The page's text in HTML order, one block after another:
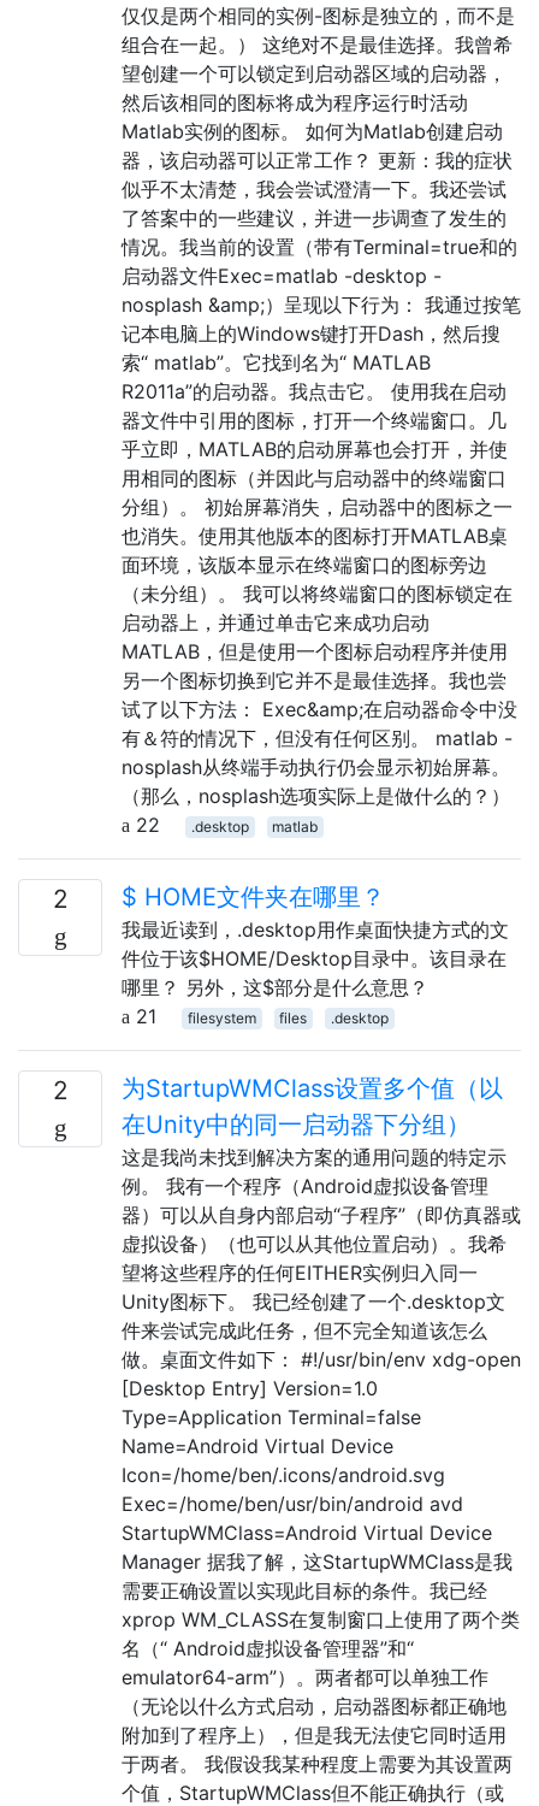
仅仅是两个相同的实例-图标是独立的，而不是
组合在一起。） 这绝对不是最佳选择。我曾希
望创建一个可以锁定到启动器区域的启动器，
然后该相同的图标将成为程序运行时活动
Matlab实例的图标。 如何为Matlab创建启动
器，该启动器可以正常工作？ 更新：我的症状
似乎不太清楚，我会尝试澄清一下。我还尝试
了答案中的一些建议，并进一步调查了发生的
情况。我当前的设置（带有Terminal=true和的
启动器文件Exec=matlab -desktop -
nosplash &amp;）呈现以下行为： 我通过按笔
记本电脑上的Windows键打开Dash，然后搜
索“ matlab”。它找到名为“ MATLAB
R2011a”的启动器。我点击它。 使用我在启动
器文件中引用的图标，打开一个终端窗口。几
乎立即，MATLAB的启动屏幕也会打开，并使
用相同的图标（并因此与启动器中的终端窗口
分组）。 初始屏幕消失，启动器中的图标之一
也消失。使用其他版本的图标打开MATLAB桌
面环境，该版本显示在终端窗口的图标旁边
（未分组）。 我可以将终端窗口的图标锁定在
启动器上，并通过单击它来成功启动
MATLAB，但是使用一个图标启动程序并使用
另一个图标切换到它并不是最佳选择。我也尝
试了以下方法： Exec&amp;在启动器命令中没
有＆符的情况下，但没有任何区别。 matlab -
nosplash从终端手动执行仍会显示初始屏幕。
（那么，nosplash选项实际上是做什么的？）
22
.desktop matlab
2 $ HOME文件夹在哪里？
我最近读到，.desktop用作桌面快捷方式的文
件位于该$HOME/Desktop目录中。该目录在
哪里？ 另外，这$部分是什么意思？
21
filesystem files .desktop
2
为StartupWMClass设置多个值（以
在Unity中的同一启动器下分组）
这是我尚未找到解决方案的通用问题的特定示
例。 我有一个程序（Android虚拟设备管理
器）可以从自身内部启动“子程序”（即仿真器或
虚拟设备）（也可以从其他位置启动）。我希
望将这些程序的任何EITHER实例归入同一
Unity图标下。 我已经创建了一个.desktop文
件来尝试完成此任务，但不完全知道该怎么
做。桌面文件如下： #!/usr/bin/env xdg-open
[Desktop Entry] Version=1.0
Type=Application Terminal=false
Name=Android Virtual Device
Icon=/home/ben/.icons/android.svg
Exec=/home/ben/usr/bin/android avd
StartupWMClass=Android Virtual Device
Manager 据我了解，这StartupWMClass是我
需要正确设置以实现此目标的条件。我已经
xprop WM_CLASS在复制窗口上使用了两个类
名（“ Android虚拟设备管理器”和“
emulator64-arm”）。两者都可以单独工作
（无论以什么方式启动，启动器图标都正确地
附加到了程序上），但是我无法使它同时适用
于两者。 我假设我某种程度上需要为其设置两
个值，StartupWMClass但不能正确执行（或